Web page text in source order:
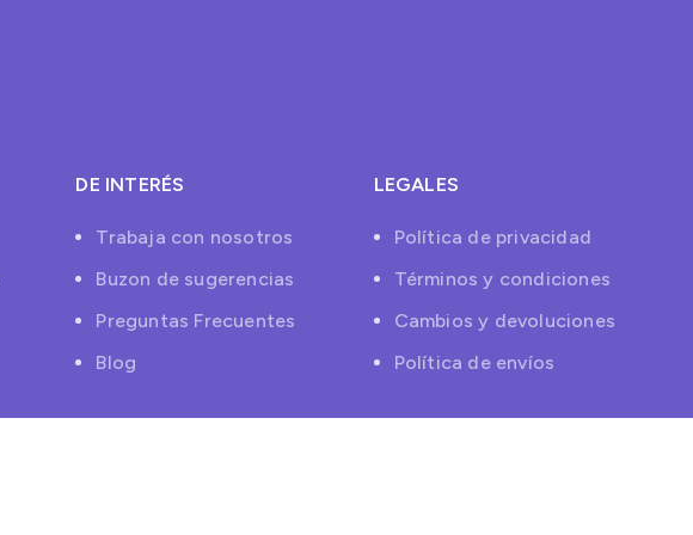
DE INTERÉS
Trabaja con nosotros
Buzon de sugerencias
Preguntas Frecuentes
Blog
LEGALES
Política de privacidad
Términos y condiciones
Cambios y devoluciones
Política de envíos